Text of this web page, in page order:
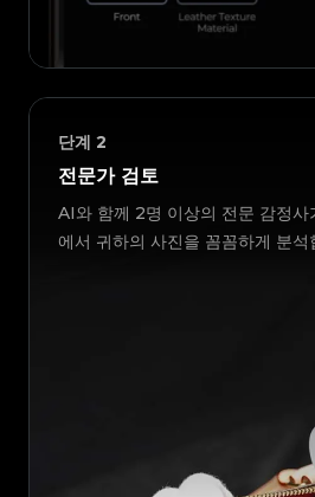
단계 2
전문가 검토
AI와 함께 2명 이상의 전문 감정사
에서 귀하의 사진을 꼼꼼하게 분석